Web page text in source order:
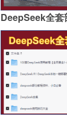
DeepSeek全